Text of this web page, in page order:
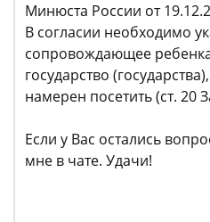
Минюста России от
В согласии необходимо
сопровождающее
государство
намерен посетить (ст. 20
Если у Вас остались
мне в чате. Удачи!